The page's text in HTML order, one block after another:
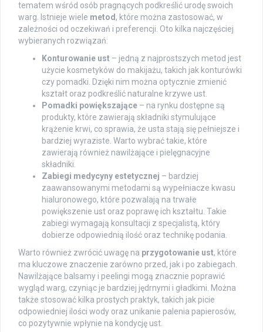
tematem wśród osób pragnących podkreślić urodę swoich
warg. Istnieje wiele metod, które można zastosować, w
zależności od oczekiwań i preferencji. Oto kilka najczęściej
wybieranych rozwiązań:
Konturowanie ust – jedną z najprostszych metod jest
użycie kosmetyków do makijażu, takich jak konturówki
czy pomadki. Dzięki nim można optycznie zmienić
kształt oraz podkreślić naturalne krzywe ust.
Pomadki powiększające – na rynku dostępne są
produkty, które zawierają składniki stymulujące
krążenie krwi, co sprawia, że usta stają się pełniejsze i
bardziej wyraziste. Warto wybrać takie, które
zawierają również nawilżające i pielęgnacyjne
składniki.
Zabiegi medycyny estetycznej – bardziej
zaawansowanymi metodami są wypełniacze kwasu
hialuronowego, które pozwalają na trwałe
powiększenie ust oraz poprawę ich kształtu. Takie
zabiegi wymagają konsultacji z specjalistą, który
dobierze odpowiednią ilość oraz technikę podania.
Warto również zwrócić uwagę na przygotowanie ust, które
ma kluczowe znaczenie zarówno przed, jak i po zabiegach.
Nawilżające balsamy i peelingi mogą znacznie poprawić
wygląd warg, czyniąc je bardziej jędrnymi i gładkimi. Można
także stosować kilka prostych praktyk, takich jak picie
odpowiedniej ilości wody oraz unikanie palenia papierosów,
co pozytywnie wpłynie na kondycję ust.